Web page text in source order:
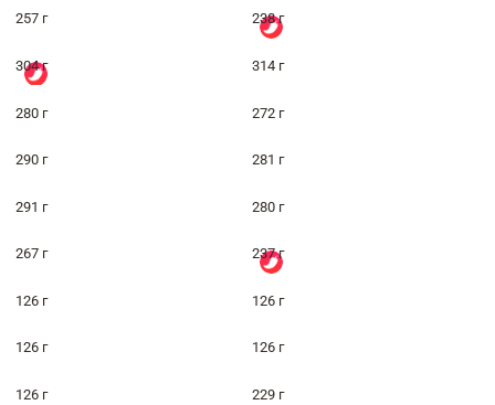
257 г 238 г
304 г 314 г
280 г 272 г
290 г 281 г
291 г 280 г
267 г 237 г
126 г 126 г
126 г 126 г
126 г 229 г